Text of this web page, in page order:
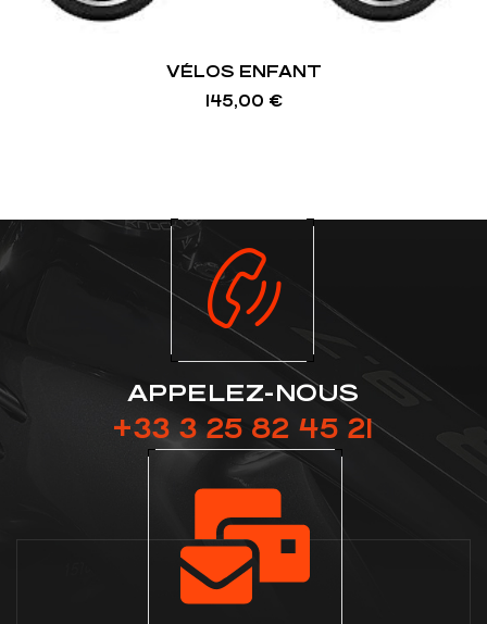
VÉLOS ENFANT
145,00 €
APPELEZ-NOUS
+33 3 25 82 45 21